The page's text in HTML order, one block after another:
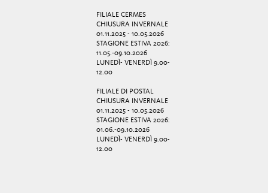
FILIALE CERMES
CHIUSURA INVERNALE
01.11.2025 - 10.05.2026
STAGIONE ESTIVA 2026:
11.05.-09.10.2026
LUNEDÌ- VENERDÌ 9.00-
12.00
FILIALE DI POSTAL
CHIUSURA INVERNALE
01.11.2025 - 10.05.2026
STAGIONE ESTIVA 2026:
01.06.-09.10.2026
LUNEDÌ- VENERDÌ 9.00-
12.00